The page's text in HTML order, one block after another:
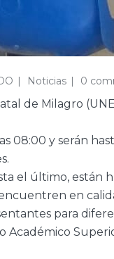
Noticias 0
de Milagro
08:00 y serán
el último, están
en
para